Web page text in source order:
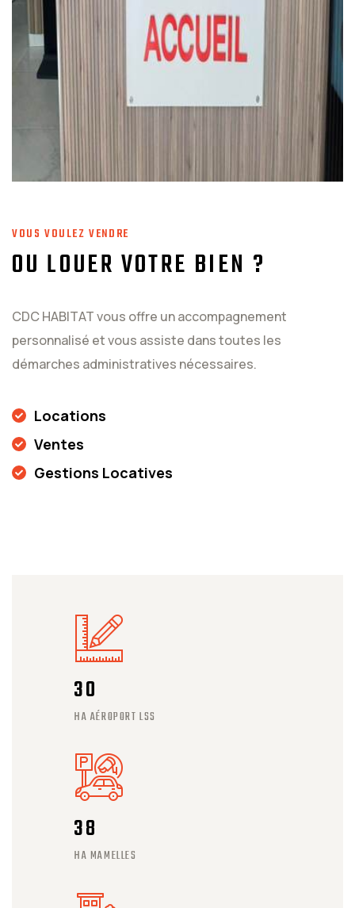
VOUS VOULEZ VENDRE
OU LOUER VOTRE BIEN ?
CDC HABITAT vous offre un accompagnement
personnalisé et vous assiste dans toutes les
démarches administratives nécessaires.
Locations
Ventes
Gestions Locatives
30
HA AÉROPORT LSS
38
HA MAMELLES